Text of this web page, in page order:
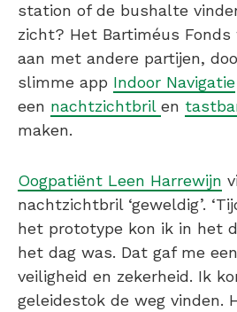
station of de bushalte
zicht? Het Bartiméus
aan met andere partijen,
slimme app Indoor Navigatie
een nachtzichtbril en
maken.
Oogpatiënt Leen Harrewijn
nachtzichtbril ‘geweldig’.
het prototype kon ik in het
het dag was. Dat gaf me
veiligheid en zekerheid. Ik
geleidestok de weg vinden.